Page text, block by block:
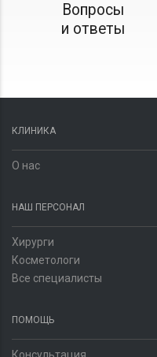
Вопросы
и ответы
КЛИНИКА
О нас
НАШ ПЕРСОНАЛ
Хирурги
Косметологи
Все специалисты
ПОМОЩЬ